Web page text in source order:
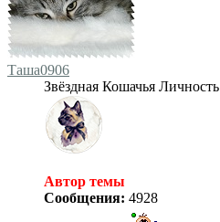
Таша0906
Звёздная Кошачья Личность
Автор темы
Сообщения: 4928